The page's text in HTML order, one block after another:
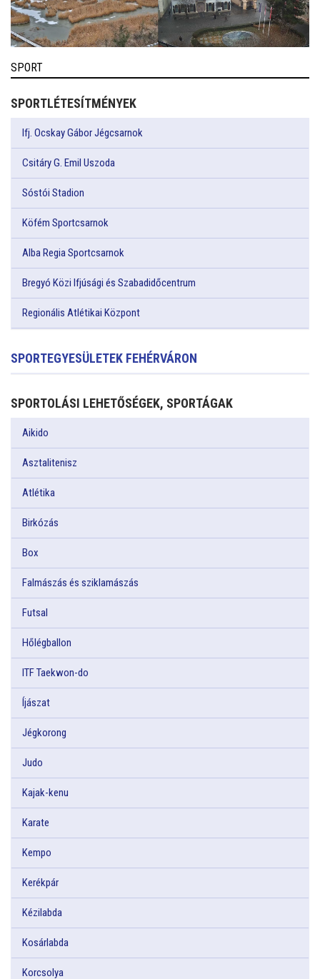
SPORT
SPORTLÉTESÍTMÉNYEK
Ifj. Ocskay Gábor Jégcsarnok
Csitáry G. Emil Uszoda
Sóstói Stadion
Köfém Sportcsarnok
Alba Regia Sportcsarnok
Bregyó Közi Ifjúsági és Szabadidőcentrum
Regionális Atlétikai Központ
SPORTEGYESÜLETEK FEHÉRVÁRON
SPORTOLÁSI LEHETŐSÉGEK, SPORTÁGAK
Aikido
Asztalitenisz
Atlétika
Birkózás
Box
Falmászás és sziklamászás
Futsal
Hőlégballon
ITF Taekwon-do
Íjászat
Jégkorong
Judo
Kajak-kenu
Karate
Kempo
Kerékpár
Kézilabda
Kosárlabda
Korcsolya